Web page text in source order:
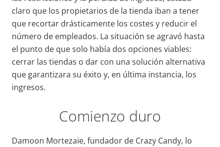
claro que los propietarios de la tienda iban a tener
que recortar drásticamente los costes y reducir el
número de empleados. La situación se agravó hasta
el punto de que solo había dos opciones viables:
cerrar las tiendas o dar con una solución alternativa
que garantizara su éxito y, en última instancia, los
ingresos.
Comienzo duro
Damoon Mortezaie, fundador de Crazy Candy, lo